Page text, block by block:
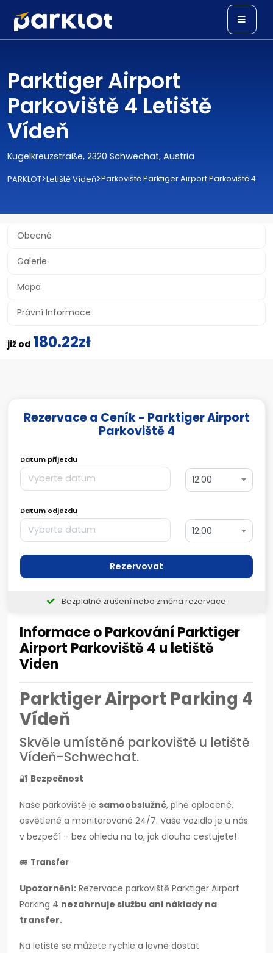
Parktiger Airport
Parkoviště 4 Letiště
Vídeň
Kugelkreuzstraße, 2320 Schwechat, Austria
PARKLOT>Letiště Vídeň>Parkoviště Parktiger Airport Parkoviště 4
Obecné
Galerie
Mapa
Právní Informace
již od 180.22zł
Informace o Parkování Parktiger
Airport Parkoviště 4 u letiště
Viden
Parktiger Airport Parking 4
Vídeň
Skvěle umístěné parkoviště u letiště
Vídeň-Schwechat.
🔐 Bezpečnost
Naše parkoviště je samoobslužné, plně oplocené,
osvětlené a monitorované 24/7. Vaše vozidlo je u nás
v bezpečí – bez ohledu na to, jak dlouho cestujete!
🚐 Transfer
Upozornění: Rezervace parkoviště Parktiger Airport
Parking 4 nezahrnuje službu ani náklady na
transfer.
Na letiště se můžete rychle a levně dostat
Rezervace a Ceník - Parktiger Airport
Parkoviště 4
Datum příjezdu
12:00
Datum odjezdu
12:00
Rezervovat
Bezplatné zrušení nebo změna rezervace